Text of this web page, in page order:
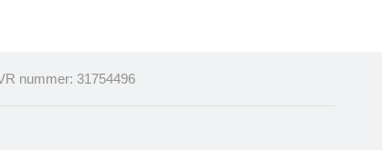
nummer: 31754496